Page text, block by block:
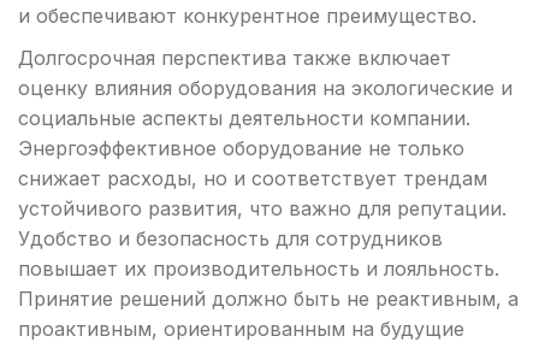
и обеспечивают конкурентное преимущество.
Долгосрочная перспектива также включает
оценку влияния оборудования на экологические и
социальные аспекты деятельности компании.
Энергоэффективное оборудование не только
снижает расходы, но и соответствует трендам
устойчивого развития, что важно для репутации.
Удобство и безопасность для сотрудников
повышает их производительность и лояльность.
Принятие решений должно быть не реактивным, а
проактивным, ориентированным на будущие